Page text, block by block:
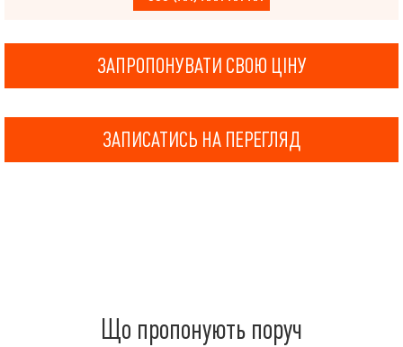
ЗАПРОПОНУВАТИ СВОЮ ЦІНУ
ЗАПИСАТИСЬ НА ПЕРЕГЛЯД
Що пропонують поруч